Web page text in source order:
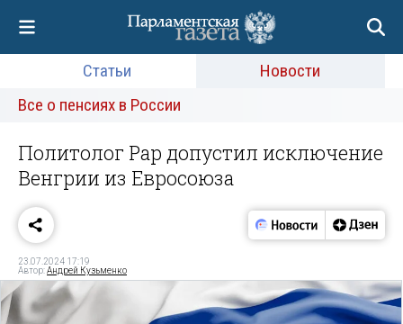
Статьи
Новости
Все о пенсиях в России
Политолог Рар допустил исключение
Венгрии из Евросоюза
23.07.2024 17:19
Автор:Андрей Кузьменко